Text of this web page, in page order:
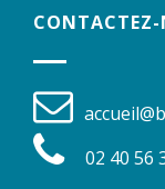
CONTACTEZ-
02 40 56